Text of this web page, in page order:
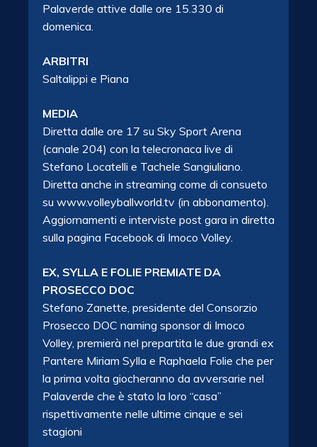
Palaverde attive dalle ore 15.330 di
domenica.
ARBITRI
Saltalippi e Piana
MEDIA
Diretta dalle ore 17 su Sky Sport Arena
(canale 204) con la telecronaca live di
Stefano Locatelli e Tachele Sangiuliano.
Diretta anche in streaming come di consueto
su www.volleyballworld.tv (in abbonamento).
Aggiornamenti e interviste post gara in diretta
sulla pagina Facebook di Imoco Volley.
EX, SYLLA E FOLIE PREMIATE DA
PROSECCO DOC
Stefano Zanette, presidente del Consorzio
Prosecco DOC naming sponsor di Imoco
Volley, premierà nel prepartita le due grandi ex
Pantere Miriam Sylla e Raphaela Folie che per
la prima volta giocheranno da avversarie nel
Palaverde che è stato la loro “casa”
rispettivamente nelle ultime cinque e sei
stagioni